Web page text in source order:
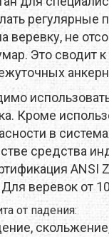
MSR
MORA
NIKWAX
PINGUIN
RAB
SALOMON
SILVA
регулярные
веревку, не
Это сводит
Кроме
в
средства
ANSI
Для веревок от
от падения: